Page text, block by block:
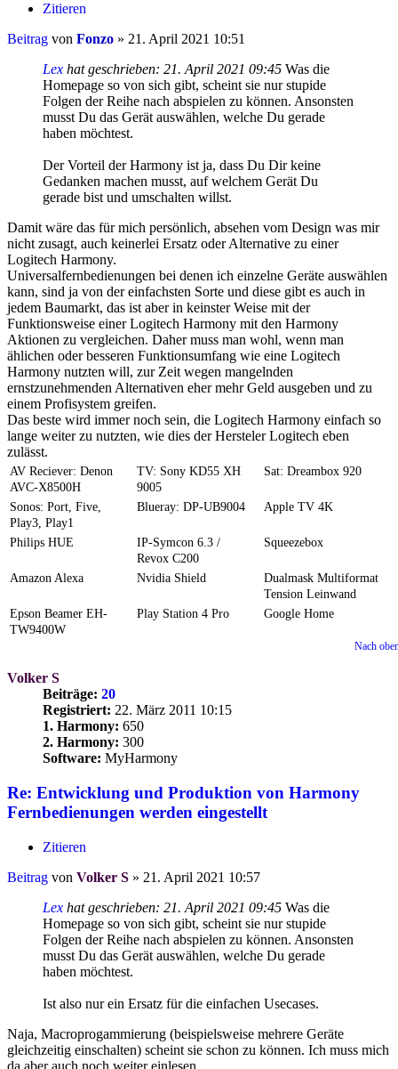
Zitieren
Beitrag von Fonzo » 21. April 2021 10:51
Lex hat geschrieben: 21. April 2021 09:45 Was die
Homepage so von sich gibt, scheint sie nur stupide
Folgen der Reihe nach abspielen zu können. Ansonsten
musst Du das Gerät auswählen, welche Du gerade
haben möchtest.
Der Vorteil der Harmony ist ja, dass Du Dir keine
Gedanken machen musst, auf welchem Gerät Du
gerade bist und umschalten willst.
Damit wäre das für mich persönlich, absehen vom Design was mir
nicht zusagt, auch keinerlei Ersatz oder Alternative zu einer
Logitech Harmony.
Universalfernbedienungen bei denen ich einzelne Geräte auswählen
kann, sind ja von der einfachsten Sorte und diese gibt es auch in
jedem Baumarkt, das ist aber in keinster Weise mit der
Funktionsweise einer Logitech Harmony mit den Harmony
Aktionen zu vergleichen. Daher muss man wohl, wenn man
ählichen oder besseren Funktionsumfang wie eine Logitech
Harmony nutzten will, zur Zeit wegen mangelnden
ernstzunehmenden Alternativen eher mehr Geld ausgeben und zu
einem Profisystem greifen.
Das beste wird immer noch sein, die Logitech Harmony einfach so
lange weiter zu nutzten, wie dies der Hersteler Logitech eben
zulässt.
AV Reciever: Denon
AVC-X8500H
TV: Sony KD55 XH
9005
Sat: Dreambox 920
Sonos: Port, Five,
Play3, Play1
Blueray: DP-UB9004 Apple TV 4K
Philips HUE
IP-Symcon 6.3 /
Revox C200
Squeezebox
Amazon Alexa Nvidia Shield
Dualmask Multiformat
Tension Leinwand
Epson Beamer EH-
TW9400W
Play Station 4 Pro Google Home
Nach
Volker S
Beiträge: 20
Registriert: 22. März 2011 10:15
1. Harmony: 650
2. Harmony: 300
Software: MyHarmony
Re: Entwicklung und Produktion von Harmony
Fernbedienungen werden eingestellt
Zitieren
Beitrag von Volker S » 21. April 2021 10:57
Lex hat geschrieben: 21. April 2021 09:45 Was die
Homepage so von sich gibt, scheint sie nur stupide
Folgen der Reihe nach abspielen zu können. Ansonsten
musst Du das Gerät auswählen, welche Du gerade
haben möchtest.
Ist also nur ein Ersatz für die einfachen Usecases.
Naja, Macroprogammierung (beispielsweise mehrere Geräte
gleichzeitig einschalten) scheint sie schon zu können. Ich muss mich
da aber auch noch weiter einlesen.